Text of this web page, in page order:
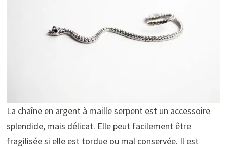
La chaîne en argent à maille serpent est un accessoire
splendide, mais délicat. Elle peut facilement être
fragilisée si elle est tordue ou mal conservée. Il est